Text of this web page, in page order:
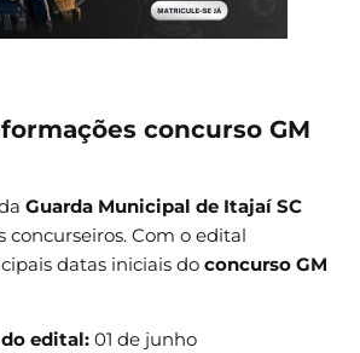
concurso GM
Guarda Municipal de Itajaí SC
concurseiros. Com o edital
datas iniciais do concurso GM
edital: 01 de junho